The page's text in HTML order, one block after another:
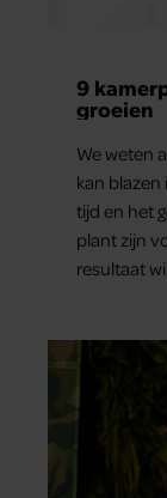
9
groeien
We weten
kan
tijd en het
plant zijn
resultaat